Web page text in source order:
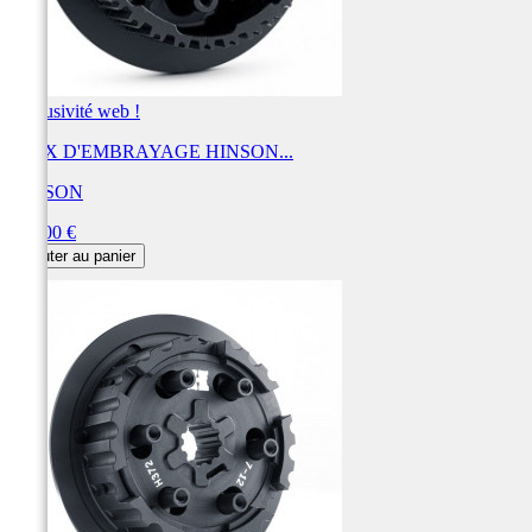
Exclusivité web !
NOIX D'EMBRAYAGE HINSON...
HINSON
420,00 €
Ajouter au panier